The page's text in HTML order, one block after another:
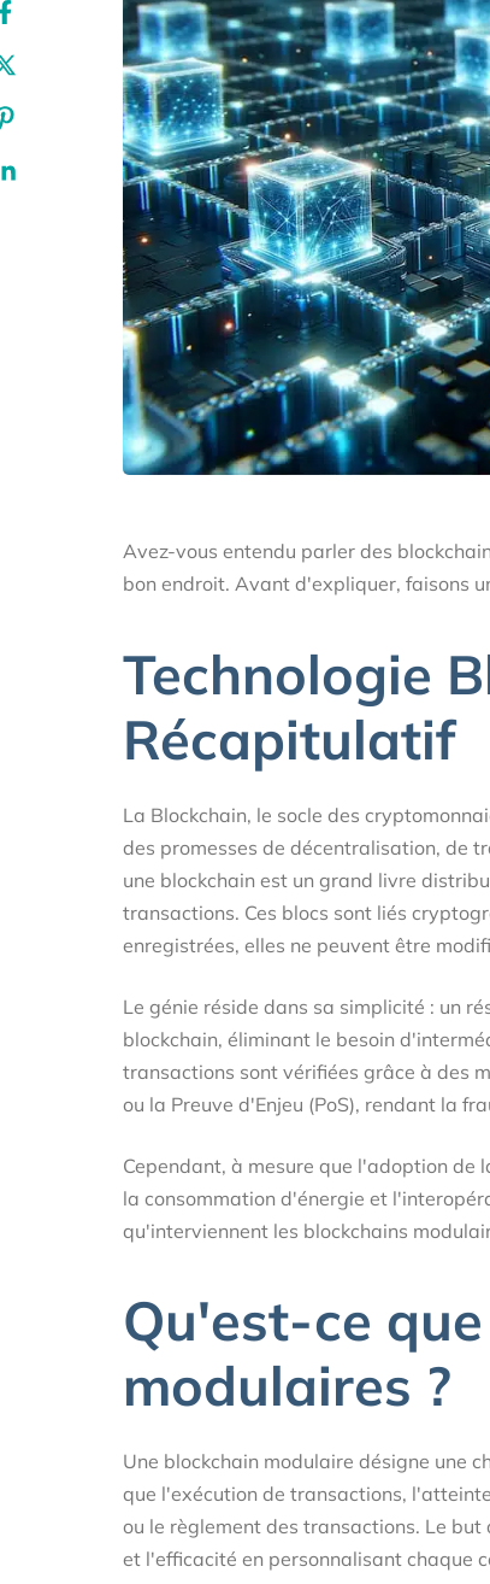
Avez-vous entendu parler des
bon endroit. Avant d'expliquer, faisons
Technologie
Récapitulatif
La Blockchain, le socle des
des promesses de décentralisation, de
une blockchain est un grand livre
transactions. Ces blocs sont liés
enregistrées, elles ne peuvent être
Le génie réside dans sa simplicité : un
blockchain, éliminant le besoin
transactions sont vérifiées grâce à des
ou la Preuve d'Enjeu (PoS), rendant la
Cependant, à mesure que l'adoption de
la consommation d'énergie et
qu'interviennent les blockchains
Qu'est-ce
modulaires ?
Une blockchain modulaire désigne une
que l'exécution de transactions,
ou le règlement des transactions. Le
et l'efficacité en personnalisant chaque